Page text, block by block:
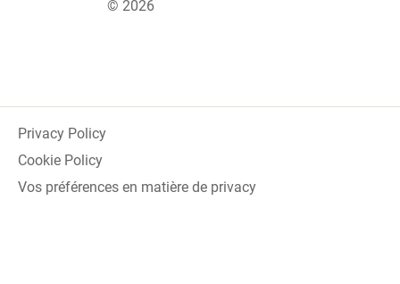
© 2026
Privacy Policy
Cookie Policy
Vos préférences en matière de privacy